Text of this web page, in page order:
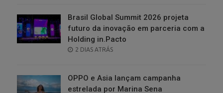
Brasil Global Summit 2026 projeta
futuro da inovação em parceria com a
Holding in.Pacto
POSTED
2 DIAS ATRÁS
OPPO e Asia lançam campanha
estrelada por Marina Sena